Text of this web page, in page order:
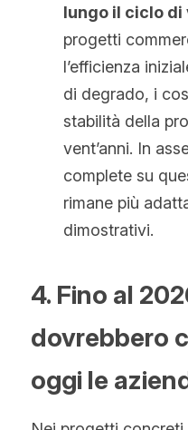
lungo il ciclo
progetti
l’efficienza
di degrado, i
stabilità della
vent’anni. In
complete su
rimane più
dimostrativi.
4. Fino al
dovrebbero
oggi le